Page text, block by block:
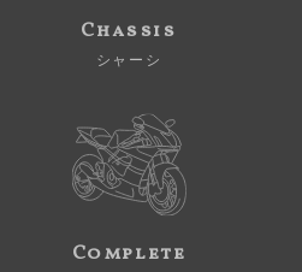
Chassis
シャーシ
Complete